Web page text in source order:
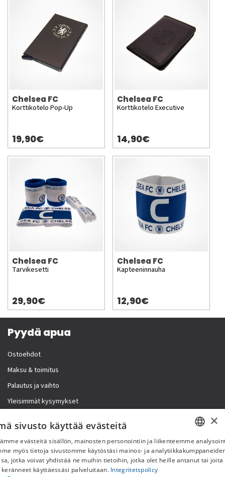
Chelsea FC
Korttikotelo Pop-Up
19,90€
Chelsea FC
Korttikotelo Executive
14,90€
Chelsea FC
Tarvikesetti
29,90€
Chelsea FC
Kapteeninnauha
12,90€
Pyydä apua
Ostoehdot
Maksu & toimitus
Palautus ja vaihto
Yleisimmät kysymykset
Lisää meistä
Yritystiedot
FI
×
sivusto käyttää evästeitä
evästeitä sisällön, mainosten personointiin ja liikenteemme
myös tietoja sivustomme käytöstäsi mainos- ja
jotka voivat yhdistää ne muihin tietoihin, jotka olet heille antanut tai joita
keränneet käyttäessäsi palveluitaan. Integritetspolicy